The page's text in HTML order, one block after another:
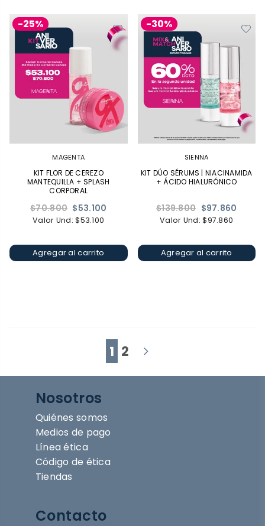
-25%
MAGENTA
KIT FLOR DE CEREZO
MANTEQUILLA + SPLASH
CORPORAL
Precio
habitual
$70.800 $53.100
Valor Und: $53.100
Agregar al carrito
-30%
SIENNA
KIT DÚO SÉRUMS | NIACINAMIDA
+ ÁCIDO HIALURÓNICO
Precio
habitual
$139.800 $97.860
Valor Und: $97.860
Agregar al carrito
1 2
Nosotros
Quiénes somos
Medios de pago
Línea ética
Código de ética
Tiendas
Contacto